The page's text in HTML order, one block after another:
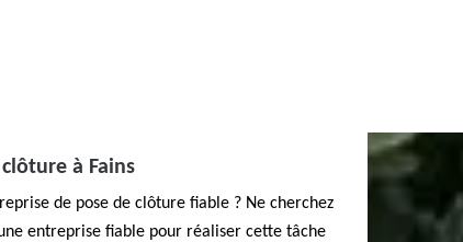
à Fains
de pose de clôture fiable ? Ne cherchez
entreprise fiable pour réaliser cette tâche